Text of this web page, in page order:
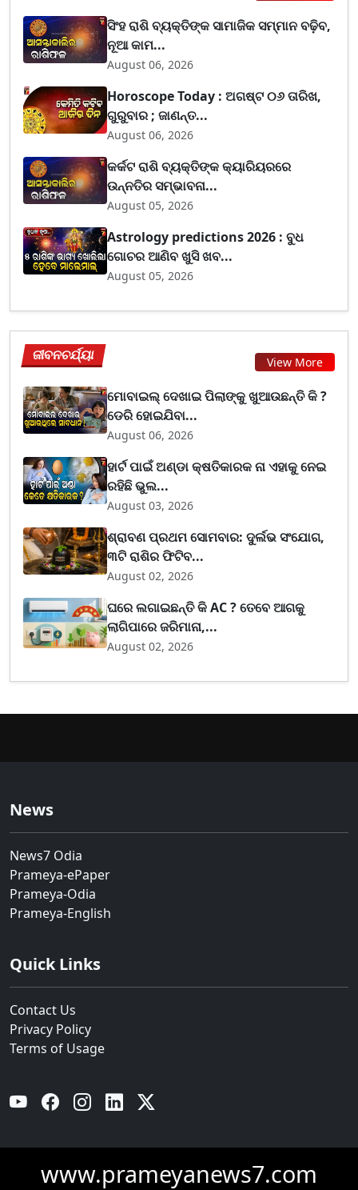
ସିଂହ ରାଶି ବ୍ୟକ୍ତିଙ୍କ ସାମାଜିକ ସମ୍ମାନ ବଢ଼ିବ,
ନୂଆ କାମ...
August 06, 2026
Horoscope Today : ଅଗଷ୍ଟ ୦୬ ତାରିଖ,
ଗୁରୁବାର ; ଜାଣନ୍ତ...
August 06, 2026
କର୍କଟ ରାଶି ବ୍ୟକ୍ତିଙ୍କ କ୍ୟାରିୟରରେ
ଉନ୍ନତିର ସମ୍ଭାବନା...
August 05, 2026
Astrology predictions 2026 : ବୁଧ
ଗୋଚର ଆଣିବ ଖୁସି ଖବ...
August 05, 2026
ଜୀବନଚର୍ଯ୍ୟା View More
ମୋବାଇଲ୍ ଦେଖାଇ ପିଲାଙ୍କୁ ଖୁଆଉଛନ୍ତି କି ?
ଡେରି ହୋଇଯିବା...
August 06, 2026
ହାର୍ଟ ପାଇଁ ଅଣ୍ଡା କ୍ଷତିକାରକ ନା ଏହାକୁ ନେଇ
ରହିଛି ଭୁଲ...
August 03, 2026
ଶ୍ରାବଣ ପ୍ରଥମ ସୋମବାର: ଦୁର୍ଲଭ ସଂଯୋଗ,
୩ଟି ରାଶିର ଫିଟିବ...
August 02, 2026
ଘରେ ଲଗାଇଛନ୍ତି କି AC ? ତେବେ ଆଗକୁ
ଲାଗିପାରେ ଜରିମାନା,...
August 02, 2026
News
News7 Odia
Prameya-ePaper
Prameya-Odia
Prameya-English
Quick Links
Contact Us
Privacy Policy
Terms of Usage
YouTube Facebook Instagram Linkedin
www.prameyanews7.com